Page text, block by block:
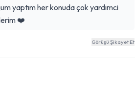
yaptım her konuda çok yardımci
❤️
Görüşü Şikayet Et